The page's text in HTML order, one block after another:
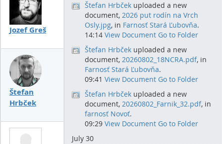
Jozef Greš
Štefan
Hrbček
Štefan Hrbček uploaded a new
document, 2026 put rodín na Vrch
Osly.jpg, in Farnosť Stará Ľubovňa.
14:14 View Document Go to Folder
Štefan Hrbček uploaded a new
document, 20260802_18NCRA.pdf, in
Farnosť Stará Ľubovňa.
09:41 View Document Go to Folder
Štefan Hrbček uploaded a new
document, 20260802_Farnik_32.pdf, in
farnosť Novoť.
09:29 View Document Go to Folder
July 30